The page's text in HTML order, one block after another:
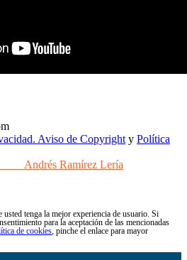
Aviso de Copyright y Política
Andrés Ramírez Lería
tenga la mejor experiencia de usuario. Si
para la aceptación de las mencionadas
de cookies, pinche el enlace para mayor